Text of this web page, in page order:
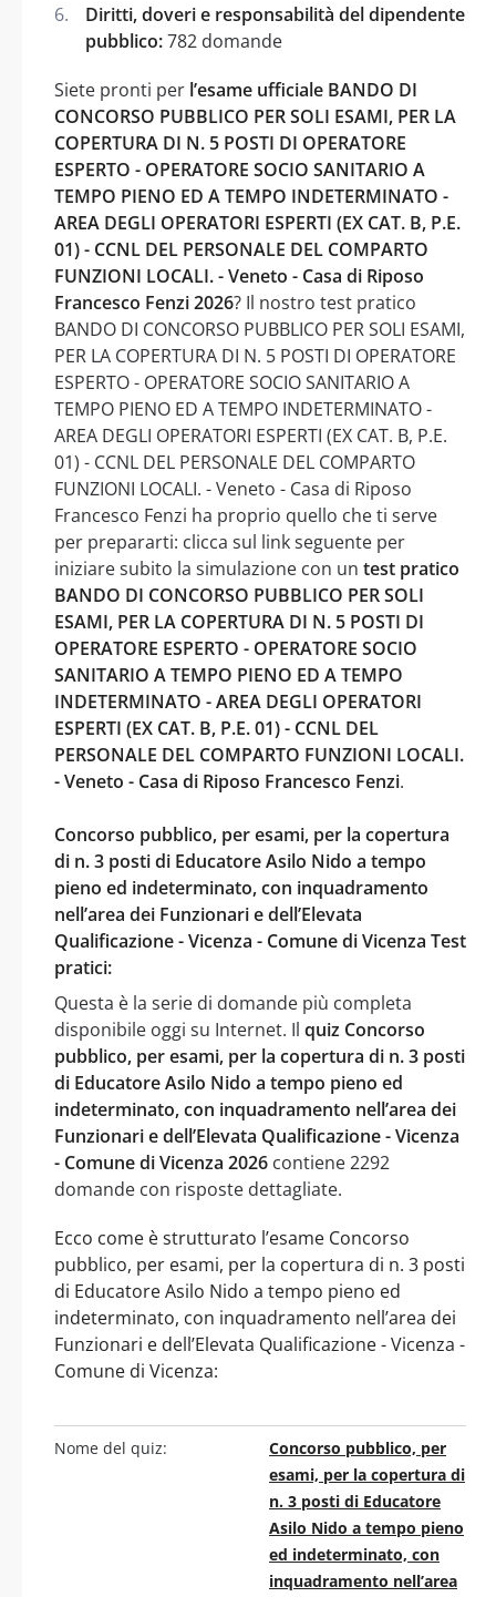
Diritti, doveri e responsabilità del dipendente
pubblico:782 domande
Siete pronti per l’esame ufficiale BANDO DI
CONCORSO PUBBLICO PER SOLI ESAMI, PER LA
COPERTURA DI N. 5 POSTI DI OPERATORE
ESPERTO - OPERATORE SOCIO SANITARIO A
TEMPO PIENO ED A TEMPO INDETERMINATO -
AREA DEGLI OPERATORI ESPERTI (EX CAT. B, P.E.
01) - CCNL DEL PERSONALE DEL COMPARTO
FUNZIONI LOCALI. - Veneto - Casa di Riposo
Francesco Fenzi 2026? Il nostro test pratico
BANDO DI CONCORSO PUBBLICO PER SOLI ESAMI,
PER LA COPERTURA DI N. 5 POSTI DI OPERATORE
ESPERTO - OPERATORE SOCIO SANITARIO A
TEMPO PIENO ED A TEMPO INDETERMINATO -
AREA DEGLI OPERATORI ESPERTI (EX CAT. B, P.E.
01) - CCNL DEL PERSONALE DEL COMPARTO
FUNZIONI LOCALI. - Veneto - Casa di Riposo
Francesco Fenzi ha proprio quello che ti serve
per prepararti: clicca sul link seguente per
iniziare subito la simulazione con un test pratico
BANDO DI CONCORSO PUBBLICO PER SOLI
ESAMI, PER LA COPERTURA DI N. 5 POSTI DI
OPERATORE ESPERTO - OPERATORE SOCIO
SANITARIO A TEMPO PIENO ED A TEMPO
INDETERMINATO - AREA DEGLI OPERATORI
ESPERTI (EX CAT. B, P.E. 01) - CCNL DEL
PERSONALE DEL COMPARTO FUNZIONI LOCALI.
- Veneto - Casa di Riposo Francesco Fenzi.
Concorso pubblico, per esami, per la copertura
di n. 3 posti di Educatore Asilo Nido a tempo
pieno ed indeterminato, con inquadramento
nell’area dei Funzionari e dell’Elevata
Qualificazione - Vicenza - Comune di Vicenza Test
pratici:
Questa è la serie di domande più completa
disponibile oggi su Internet. Il quiz Concorso
pubblico, per esami, per la copertura di n. 3 posti
di Educatore Asilo Nido a tempo pieno ed
indeterminato, con inquadramento nell’area dei
Funzionari e dell’Elevata Qualificazione - Vicenza
- Comune di Vicenza 2026 contiene 2292
domande con risposte dettagliate.
Ecco come è strutturato l’esame Concorso
pubblico, per esami, per la copertura di n. 3 posti
di Educatore Asilo Nido a tempo pieno ed
indeterminato, con inquadramento nell’area dei
Funzionari e dell’Elevata Qualificazione - Vicenza -
Comune di Vicenza:
Nome del quiz:
Concorso pubblico, per
esami, per la copertura di
n. 3 posti di Educatore
Asilo Nido a tempo pieno
ed indeterminato, con
inquadramento nell’area